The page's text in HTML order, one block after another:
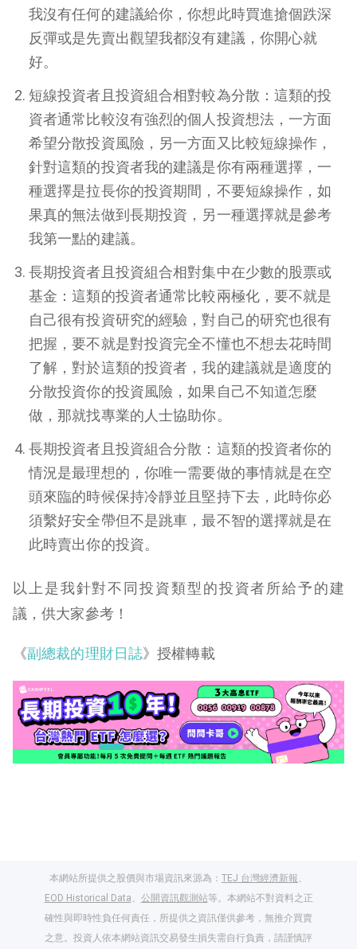
我沒有任何的建議給你，你想此時買進搶個跌深
反彈或是先賣出觀望我都沒有建議，你開心就
好。
短線投資者且投資組合相對較為分散：這類的投
資者通常比較沒有強烈的個人投資想法，一方面
希望分散投資風險，另一方面又比較短線操作，
針對這類的投資者我的建議是你有兩種選擇，一
種選擇是拉長你的投資期間，不要短線操作，如
果真的無法做到長期投資，另一種選擇就是參考
我第一點的建議。
長期投資者且投資組合相對集中在少數的股票或
基金：這類的投資者通常比較兩極化，要不就是
自己很有投資研究的經驗，對自己的研究也很有
把握，要不就是對投資完全不懂也不想去花時間
了解，對於這類的投資者，我的建議就是適度的
分散投資你的投資風險，如果自己不知道怎麼
做，那就找專業的人士協助你。
長期投資者且投資組合分散：這類的投資者你的
情況是最理想的，你唯一需要做的事情就是在空
頭來臨的時候保持冷靜並且堅持下去，此時你必
須繫好安全帶但不是跳車，最不智的選擇就是在
此時賣出你的投資。
以上是我針對不同投資類型的投資者所給予的建
議，供大家參考！
《副總裁的理財日誌》授權轉載
本網站所提供之股價與市場資訊來源為： TEJ 台灣經濟新報、
EOD Historical Data、 公開資訊觀測站等。本網站不對資料之正
確性與即時性負任何責任，所提供之資訊僅供參考，無推介買賣
之意。投資人依本網站資訊交易發生損失需自行負責，請謹慎評